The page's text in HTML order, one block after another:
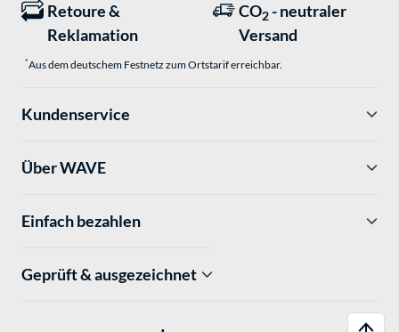
Retoure &
Reklamation
CO2 - neutraler
Versand
*Aus dem deutschem Festnetz zum Ortstarif erreichbar.
Kundenservice
Über WAVE
Einfach bezahlen
Geprüft & ausgezeichnet